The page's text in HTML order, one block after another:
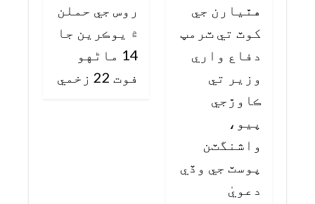
هٿيارن جي
کوٽ تي ٽرمپ
دفاع واري
وزير تي
ڪاوڙجي
پيو،
واشنگٽن
پوسٽ جي وڏي
دعويٰ
روس جي حملن
۾ يوڪرين جا
14 ماڻهو
فوت 22 زخمي